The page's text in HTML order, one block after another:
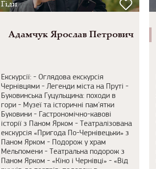
Гіди
Адамчук Ярослав Петрович
Екскурсії: - Оглядова екскурсія
Чернівцями - Легенди міста на Пруті -
Буковинська Гуцульщина: походи в
гори - Музеї та історичні пам'ятки
Буковини - Гастрономічно-кавові
історії з Паном Ярком - Театралізована
екскурсія «Пригода По-Чернівецьки» з
Паном Ярком - Подорож у храм
Мельпомени - Театральна подорож з
Паном Ярком - «Кіно і Чернівці» - «Від